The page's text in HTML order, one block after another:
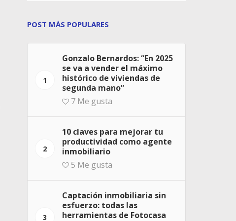
POST MÁS POPULARES
1
Gonzalo Bernardos: “En 2025
se va a vender el máximo
histórico de viviendas de
segunda mano”
7 Me gusta
2
10 claves para mejorar tu
productividad como agente
inmobiliario
5 Me gusta
3
Captación inmobiliaria sin
esfuerzo: todas las
herramientas de Fotocasa